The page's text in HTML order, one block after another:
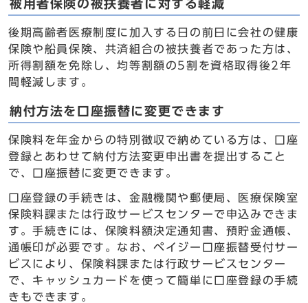
被用者保険の被扶養者に対する軽減
後期高齢者医療制度に加入する日の前日に会社の健康
保険や船員保険、共済組合の被扶養者であった方は、
所得割額を免除し、均等割額の5割を資格取得後2年
間軽減します。
納付方法を口座振替に変更できます
保険料を年金からの特別徴収で納めている方は、口座
登録とあわせて納付方法変更申出書を提出すること
で、口座振替に変更できます。
口座登録の手続きは、金融機関や郵便局、医療保険室
保険料課または行政サービスセンターで申込みできま
す。手続きには、保険料額決定通知書、預貯金通帳、
通帳印が必要です。なお、ペイジー口座振替受付サー
ビスにより、保険料課または行政サービスセンター
で、キャッシュカードを使って簡単に口座登録の手続
きもできます。